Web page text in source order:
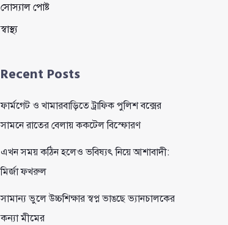
সোস্যাল পোষ্ট
স্বাস্থ্য
Recent Posts
ফার্মগেট ও খামারবাড়িতে ট্রাফিক পুলিশ বক্সের
সামনে রাতের বেলায় ককটেল বিস্ফোরণ
এখন সময় কঠিন হলেও ভবিষ্যৎ নিয়ে আশাবাদী:
মির্জা ফখরুল
সামান্য ভুলে উচ্চশিক্ষার স্বপ্ন ভাঙছে ভ্যানচালকের
কন্যা মীমের